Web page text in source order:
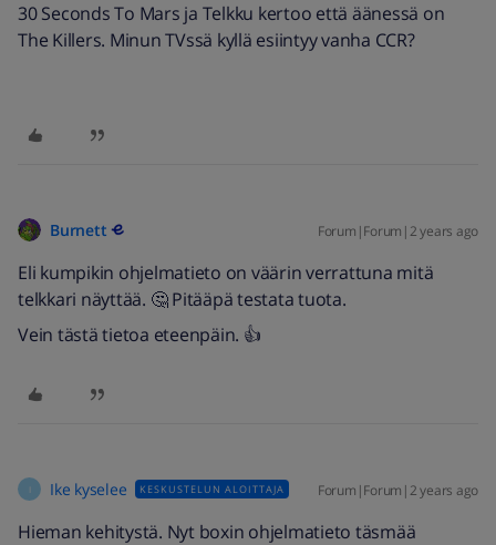
30 Seconds To Mars ja Telkku kertoo että äänessä on
The Killers. Minun TVssä kyllä esiintyy vanha CCR?
Burnett Forum|Forum|2 years ago
Eli kumpikin ohjelmatieto on väärin verrattuna mitä
telkkari näyttää. 🤔 Pitääpä testata tuota.
Vein tästä tietoa eteenpäin. 👍
I Ike kyselee KESKUSTELUN ALOITTAJA Forum|Forum|2 years ago
Hieman kehitystä. Nyt boxin ohjelmatieto täsmää